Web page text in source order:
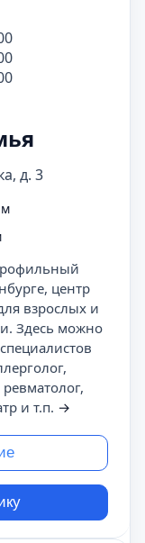
д. 3
центр
взрослых и
Здесь можно
ревматолог,
и т.п. →